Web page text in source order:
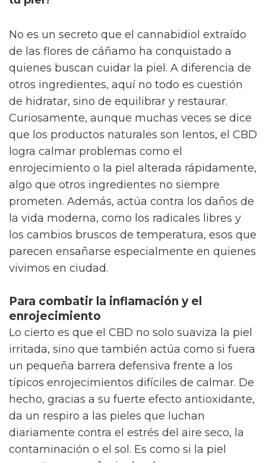
tu piel?
No es un secreto que el cannabidiol extraído
de las flores de cáñamo ha conquistado a
quienes buscan cuidar la piel. A diferencia de
otros ingredientes, aquí no todo es cuestión
de hidratar, sino de equilibrar y restaurar.
Curiosamente, aunque muchas veces se dice
que los productos naturales son lentos, el CBD
logra calmar problemas como el
enrojecimiento o la piel alterada rápidamente,
algo que otros ingredientes no siempre
prometen. Además, actúa contra los daños de
la vida moderna, como los radicales libres y
los cambios bruscos de temperatura, esos que
parecen ensañarse especialmente en quienes
Para combatir la inflamación y el
enrojecimiento
Lo cierto es que el CBD no solo suaviza la piel
irritada, sino que también actúa como si fuera
un pequeña barrera defensiva frente a los
típicos enrojecimientos difíciles de calmar. De
hecho, gracias a su fuerte efecto antioxidante,
da un respiro a las pieles que luchan
diariamente contra el estrés del aire seco, la
contaminación o el sol. Es como si la piel